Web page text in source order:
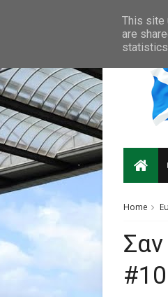
Home
#10
This site
are